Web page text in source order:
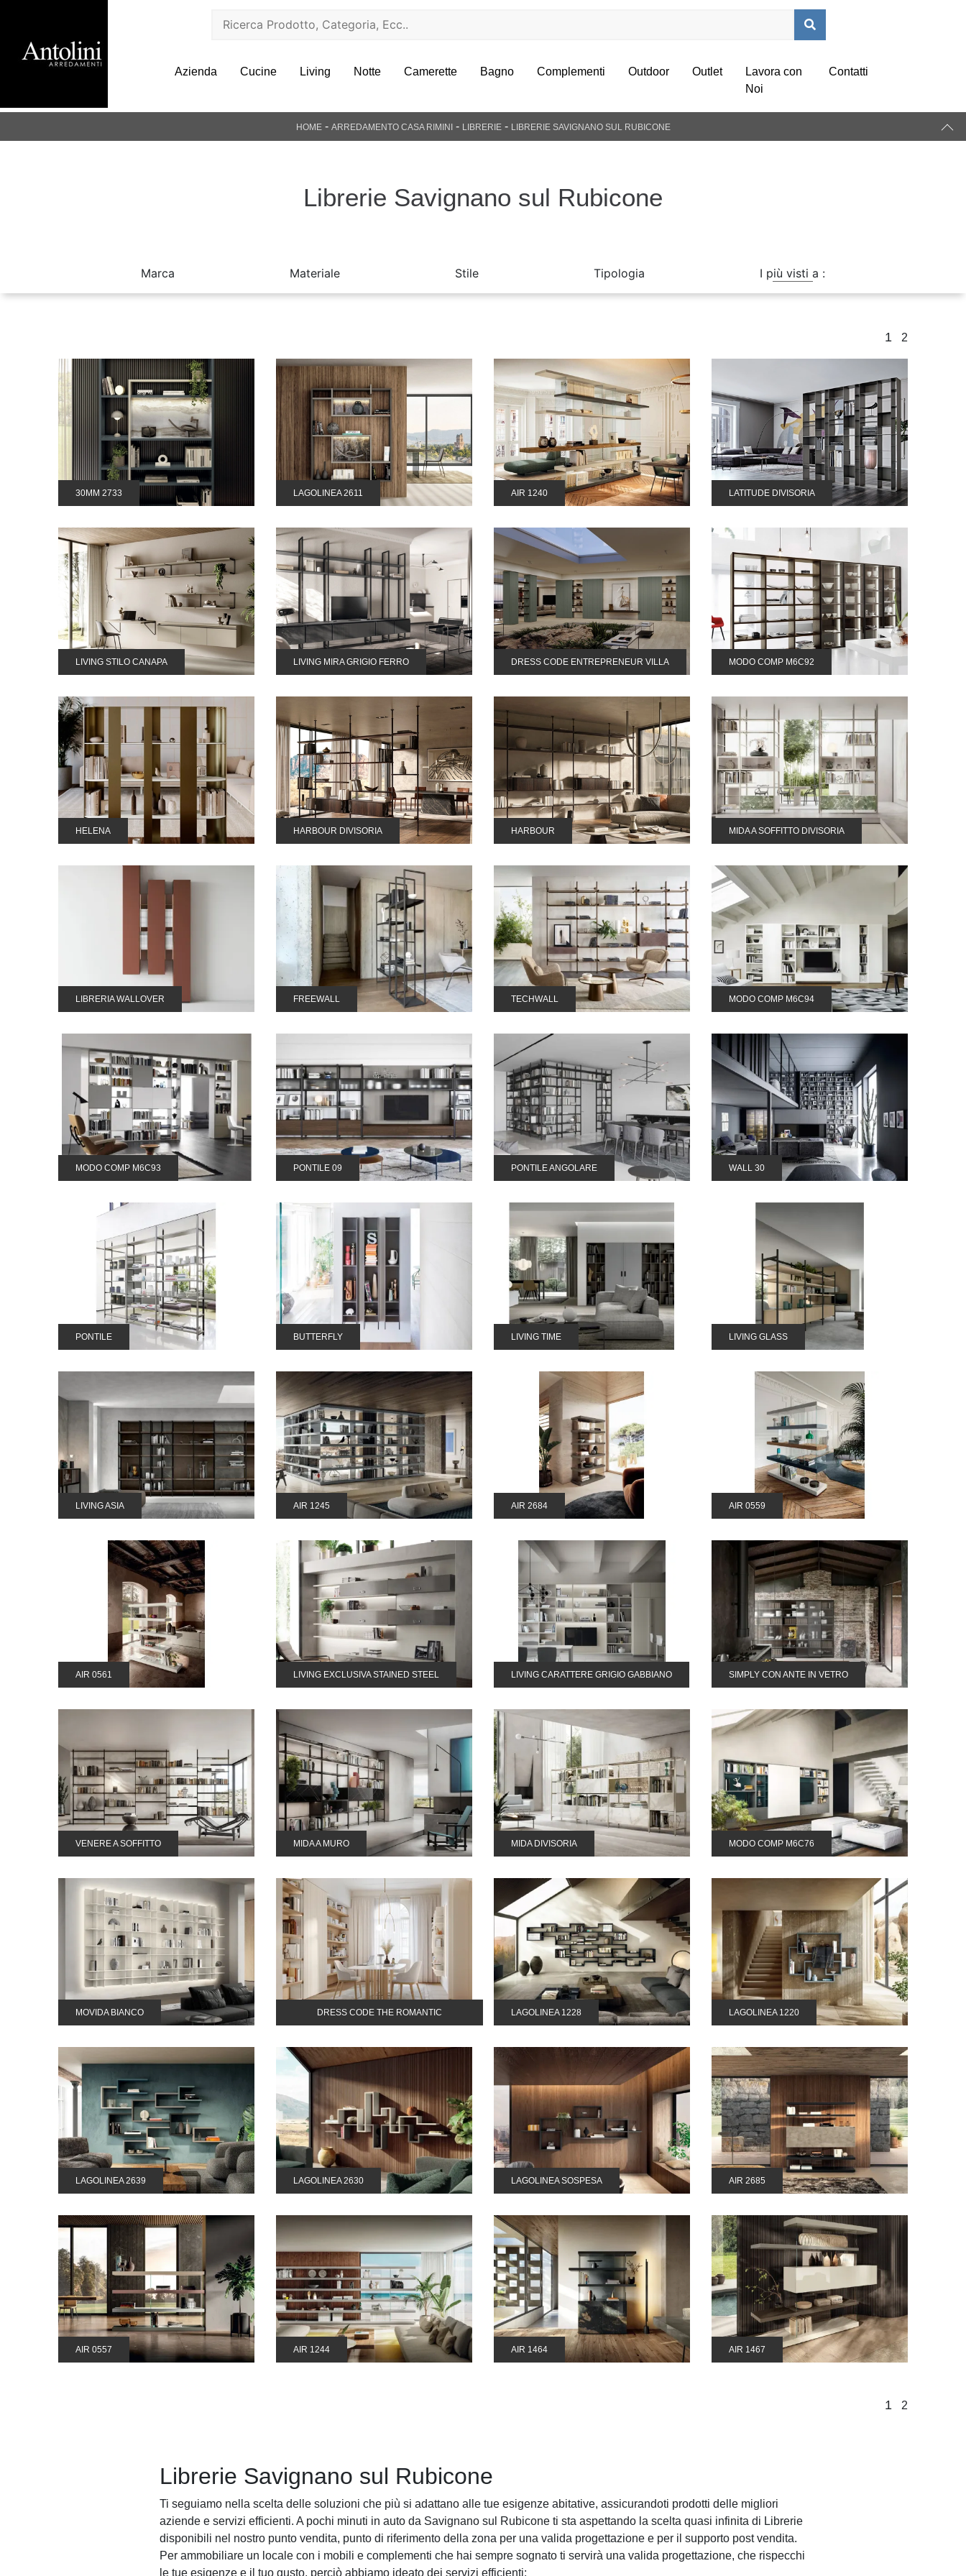
Azienda Cucine Living Notte Camerette Bagno Complementi Outdoor Outlet
Lavora con
Noi
Contatti
HOME- ARREDAMENTO CASA RIMINI - LIBRERIE- LIBRERIE SAVIGNANO SUL RUBICONE
Librerie Savignano sul Rubicone
Marca Materiale Stile Tipologia I più visti a :
1 2
30MM 2733 LAGOLINEA 2611 AIR 1240 LATITUDE DIVISORIA
LIVING STILO CANAPA LIVING MIRA GRIGIO FERRO DRESS CODE ENTREPRENEUR VILLA MODO COMP M6C92
HELENA HARBOUR DIVISORIA HARBOUR MIDA A SOFFITTO DIVISORIA
LIBRERIA WALLOVER FREEWALL TECHWALL MODO COMP M6C94
MODO COMP M6C93 PONTILE 09 PONTILE ANGOLARE WALL 30
PONTILE BUTTERFLY LIVING TIME LIVING GLASS
LIVING ASIA AIR 1245 AIR 2684 AIR 0559
AIR 0561 LIVING EXCLUSIVA STAINED STEEL LIVING CARATTERE GRIGIO GABBIANO SIMPLY CON ANTE IN VETRO
VENERE A SOFFITTO MIDA A MURO MIDA DIVISORIA MODO COMP M6C76
MOVIDA BIANCO DRESS CODE THE ROMANTIC LAGOLINEA 1228 LAGOLINEA 1220
LAGOLINEA 2639 LAGOLINEA 2630 LAGOLINEA SOSPESA AIR 2685
AIR 0557 AIR 1244 AIR 1464 AIR 1467
1 2
Librerie Savignano sul Rubicone
Ti seguiamo nella scelta delle soluzioni che più si adattano alle tue esigenze abitative, assicurandoti prodotti delle migliori
aziende e servizi efficienti. A pochi minuti in auto da Savignano sul Rubicone ti sta aspettando la scelta quasi infinita di Librerie
disponibili nel nostro punto vendita, punto di riferimento della zona per una valida progettazione e per il supporto post vendita.
Per ammobiliare un locale con i mobili e complementi che hai sempre sognato ti servirà una valida progettazione, che rispecchi
le tue esigenze e il tuo gusto, perciò abbiamo ideato dei servizi efficienti: